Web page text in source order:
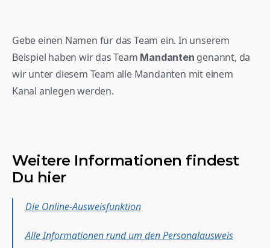
Gebe einen Namen für das Team ein. In unserem
Beispiel haben wir das Team Mandanten genannt, da
wir unter diesem Team alle Mandanten mit einem
Kanal anlegen werden.
Weitere Informationen findest
Du hier
Die Online-Ausweisfunktion
Alle Informationen rund um den Personalausweis